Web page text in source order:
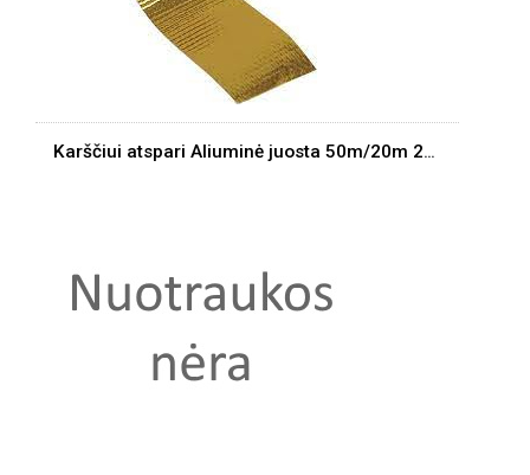
Karščiui atspari Aliuminė juosta 50m/20m 260C